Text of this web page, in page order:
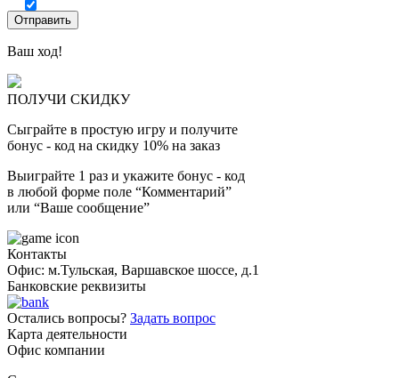
Ваш ход!
ПОЛУЧИ СКИДКУ
Сыграйте в простую игру и получите
бонус - код на скидку 10% на заказ
Выиграйте 1 раз и укажите бонус - код
в любой форме поле “Комментарий”
или “Ваше сообщение”
Контакты
Офис: м.Тульская, Варшавское шоссе, д.1
Банковские реквизиты
Остались вопросы? Задать вопрос
Карта деятельности
Офис компании